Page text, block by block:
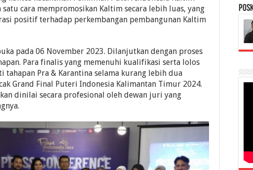
cara mempromosikan Kaltim secara lebih luas, yang
positif terhadap perkembangan pembangunan Kaltim
pada 06 November 2023. Dilanjutkan dengan proses
Para finalis yang memenuhi kualifikasi serta lolos
tahapan Pra & Karantina selama kurang lebih dua
Grand Final Puteri Indonesia Kalimantan Timur 2024.
dinilai secara profesional oleh dewan juri yang